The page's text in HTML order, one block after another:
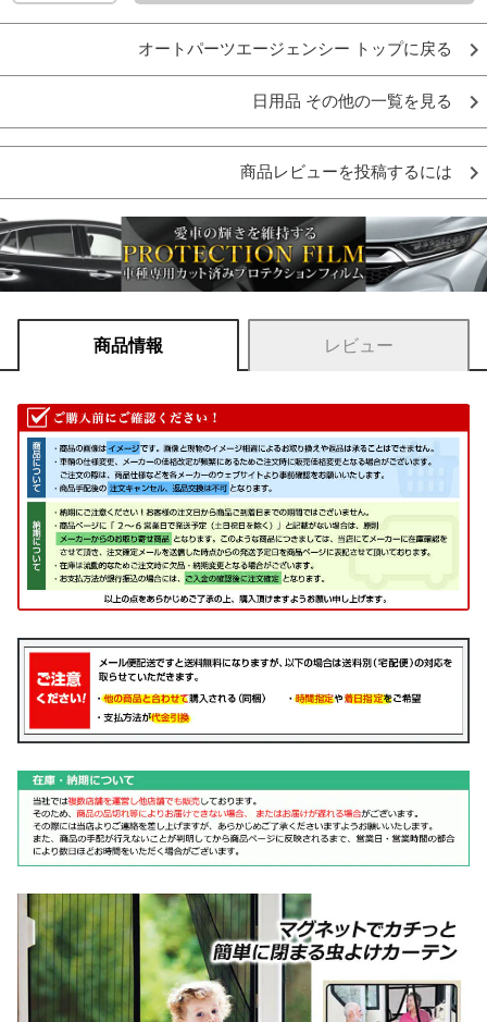
オートパーツエージェンシー トップに戻る
日用品 その他の一覧を見る
商品レビューを投稿するには
商品情報 レビュー